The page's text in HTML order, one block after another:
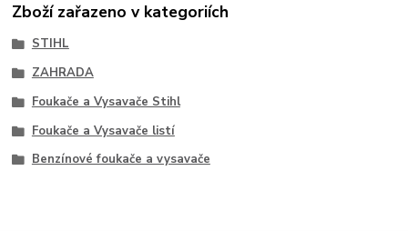
Zboží zařazeno v kategoriích
STIHL
ZAHRADA
Foukače a Vysavače Stihl
Foukače a Vysavače listí
Benzínové foukače a vysavače